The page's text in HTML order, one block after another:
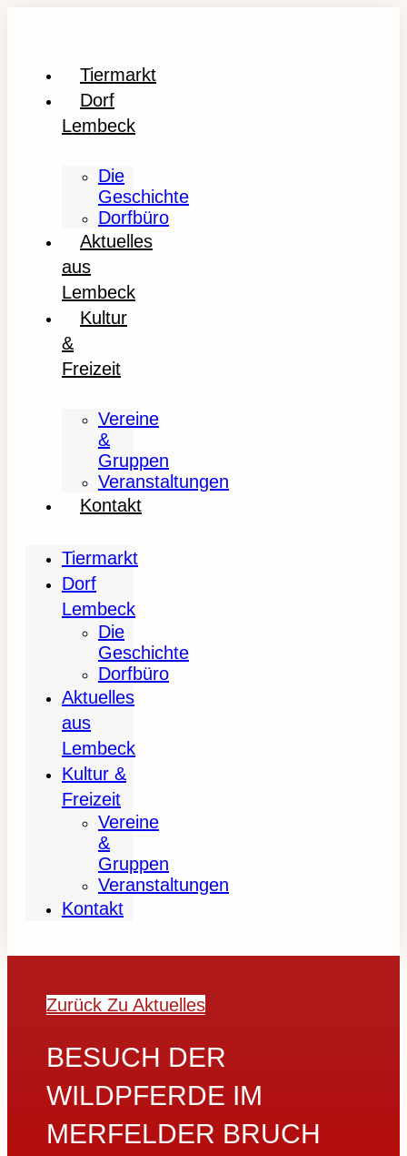
Tiermarkt
Dorf
Lembeck
Die
Geschichte
Dorfbüro
Aktuelles
aus
Lembeck
Kultur
&
Freizeit
Vereine
&
Gruppen
Veranstaltungen
Kontakt
Tiermarkt
Dorf
Lembeck
Die
Geschichte
Dorfbüro
Aktuelles
aus
Lembeck
Kultur &
Freizeit
Vereine
&
Gruppen
Veranstaltungen
Kontakt
Zurück Zu Aktuelles
BESUCH DER
WILDPFERDE IM
MERFELDER BRUCH